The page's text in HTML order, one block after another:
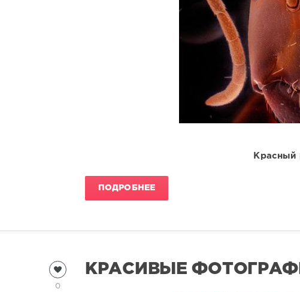
Красный
ПОДРОБНЕЕ
КРАСИВЫЕ
0